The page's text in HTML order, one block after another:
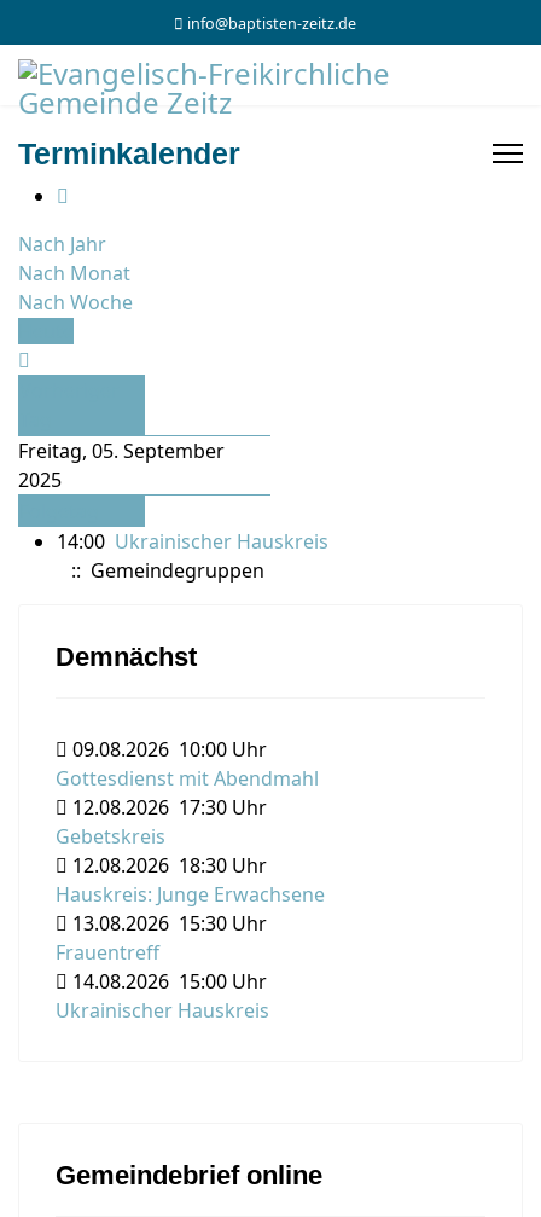
info@baptisten-zeitz.de
Terminkalender
Nach Jahr
Nach Monat
Nach Woche
Freitag, 05. September
2025
14:00 Ukrainischer Hauskreis
:: Gemeindegruppen
Demnächst
09.08.2026 10:00 Uhr
Gottesdienst mit Abendmahl
12.08.2026 17:30 Uhr
Gebetskreis
12.08.2026 18:30 Uhr
Hauskreis: Junge Erwachsene
13.08.2026 15:30 Uhr
Frauentreff
14.08.2026 15:00 Uhr
Ukrainischer Hauskreis
Gemeindebrief online